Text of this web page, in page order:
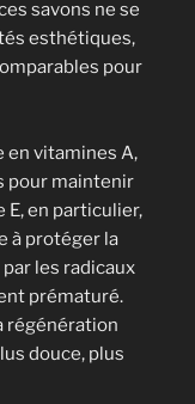
savons ne se
esthétiques,
pour
en vitamines A,
pour maintenir
E, en particulier,
à protéger la
les radicaux
prématuré.
régénération
douce, plus